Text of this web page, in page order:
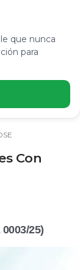
que nunca
para
Con
25)